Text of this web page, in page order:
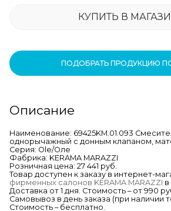
КУПИТЬ В
ПОДОБРАТЬ ПРОДУКЦИЮ
Описание
Наименование: 69425KM.01.093
однорычажный с донным клапаном,
Серия: Ole/Оле
Фабрика: KERAMA MARAZZI
Розничная цена: 27 441 руб.
Товар доступен к заказу в интернет-
фирменных салонов KERAMA MARAZZI
Доставка от 1 дня. Стоимость – от 990
Самовывоз в день заказа (при наличии
Стоимость – бесплатно.